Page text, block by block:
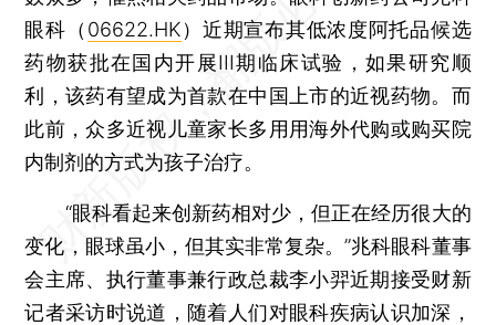
眼科（ 06622.HK）近期宣布其低浓度阿托品候选
药物获批在国内开展III期临床试验，如果研究顺
利，该药有望成为首款在中国上市的近视药物。而
此前，众多近视儿童家长多用用海外代购或购买院
内制剂的方式为孩子治疗。
“眼科看起来创新药相对少，但正在经历很大的
变化，眼球虽小，但其实非常复杂。”兆科眼科董事
会主席、执行董事兼行政总裁李小羿近期接受财新
记者采访时说道，随着人们对眼科疾病认识加深，